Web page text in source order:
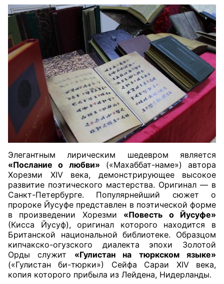
Элегантным лирическим шедевром является
«Послание о любви» («Махаббат-наме») автора
Хорезми XIV века, демонстрирующее высокое
развитие поэтического мастерства. Оригинал — в
Санкт-Петербурге. Популярнейший сюжет о
пророке Йусуфе представлен в поэтической форме
в произведении Хорезми «Повесть о Йусуфе»
(Кисса Йусуф), оригинал которого находится в
Британской национальной библиотеке. Образцом
кипчакско-огузского диалекта эпохи Золотой
Орды служит «Гулистан на тюркском языке»
(«Гулистан би-тюрки») Сейфа Сараи XIV века,
копия которого прибыла из Лейдена, Нидерланды.